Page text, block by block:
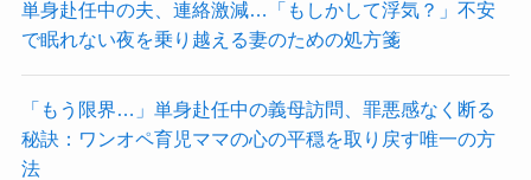
単身赴任中の夫、連絡激減…「もしかして浮気？」不安
で眠れない夜を乗り越える妻のための処方箋
「もう限界…」単身赴任中の義母訪問、罪悪感なく断る
秘訣：ワンオペ育児ママの心の平穏を取り戻す唯一の方
法